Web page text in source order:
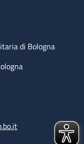
di Bologna